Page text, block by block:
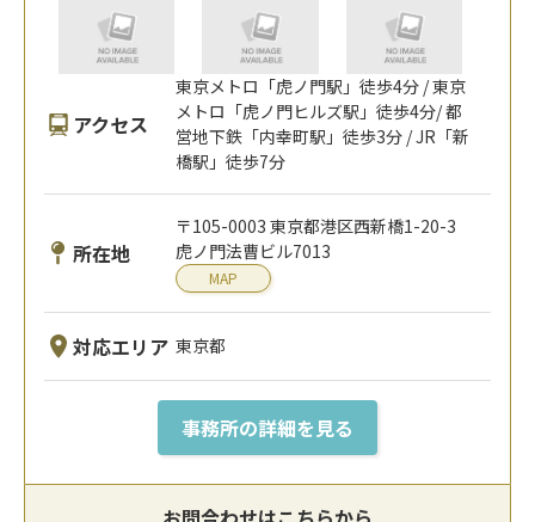
アクセス
東京メトロ「虎ノ門駅」徒歩4分 / 東京
メトロ「虎ノ門ヒルズ駅」徒歩4分/ 都
営地下鉄「内幸町駅」徒歩3分 / JR「新
橋駅」徒歩7分
所在地
〒105-0003 東京都港区西新橋1-20-3
虎ノ門法曹ビル7013
MAP
対応エリア 東京都
事務所の詳細を見る